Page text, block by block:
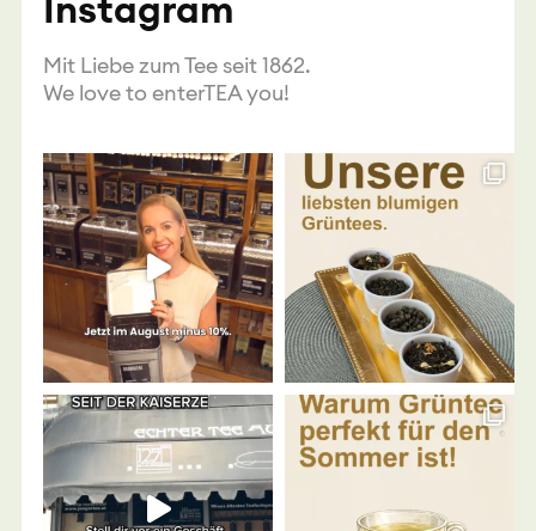
Mit Liebe zum Tee seit 1862.
We love to enterTEA you!